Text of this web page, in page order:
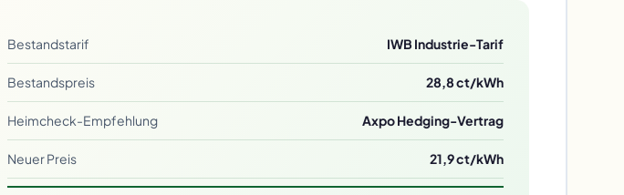
Bestandstarif IWB Industrie-Tarif
Bestandspreis 28,8 ct/kWh
Heimcheck-Empfehlung Axpo Hedging-Vertrag
Neuer Preis 21,9 ct/kWh